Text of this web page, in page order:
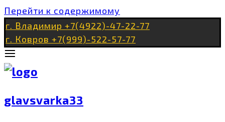
Перейти к содержимому
г. Владимир +7(4922)-47-22-77
г. Ковров +7(999)-522-57-77
glavsvarka33